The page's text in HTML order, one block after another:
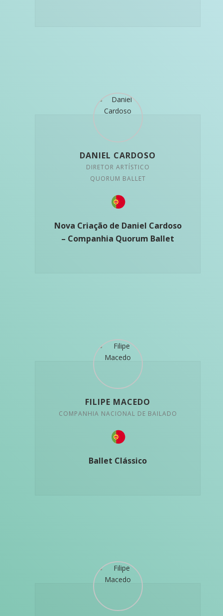
DANIEL CARDOSO
DIRETOR ARTÍSTICO
QUORUM BALLET
Nova Criação de Daniel Cardoso
– Companhia Quorum Ballet
FILIPE MACEDO
COMPANHIA NACIONAL DE BAILADO
Ballet Clássico